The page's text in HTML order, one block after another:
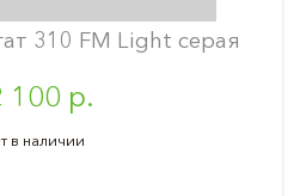
310 FM Light серая
100 р.
в наличии